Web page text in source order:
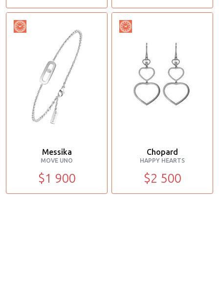
Messika
MOVE UNO
$1 900
Chopard
HAPPY HEARTS
$2 500